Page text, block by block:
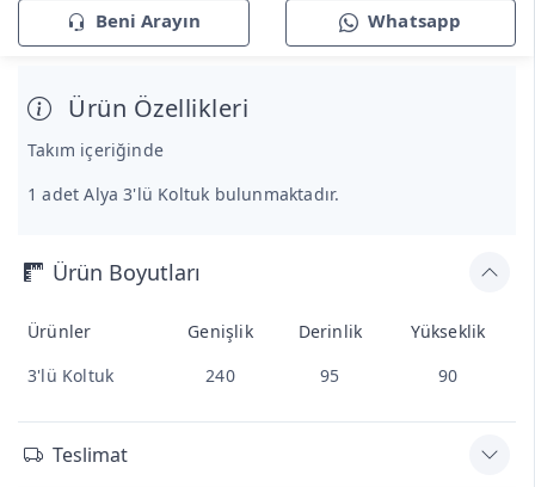
Beni Arayın Whatsapp
Ürün Özellikleri
Takım içeriğinde
1 adet Alya 3'lü Koltuk bulunmaktadır.
Ürün Boyutları
Ürünler Genişlik Derinlik
Yükseklik
3'lü Koltuk
240 95 90
Teslimat